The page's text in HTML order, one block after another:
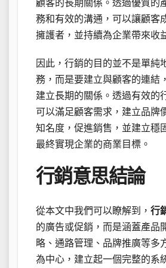
顧客的長期關係。透過優質的
務和有效的溝通，可以讓顧客
擁護者，並持續為企業帶來收
因此，行銷的目的並不是單純
務，而是要建立與顧客的連結
建立長期的關係。透過有效的
可以滿足顧客需求，建立品牌
知名度，促進銷售，並建立穩
最終實現企業的商業目標。
行銷意思結論
從本文中我們可以瞭解到， 行
的廣告或促銷，而是涵蓋產品
略、通路管理、品牌推廣等多
為中心，建立起一個完整的系